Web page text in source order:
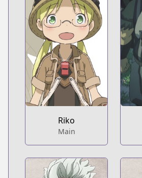
Riko
Main